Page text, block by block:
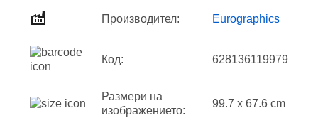
Производител: Eurographics
Код: 628136119979
Размери на
изображението:
99.7 x 67.6 cm